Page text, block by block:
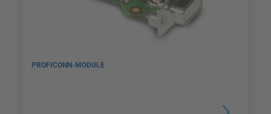
PROFICONN-MODULE